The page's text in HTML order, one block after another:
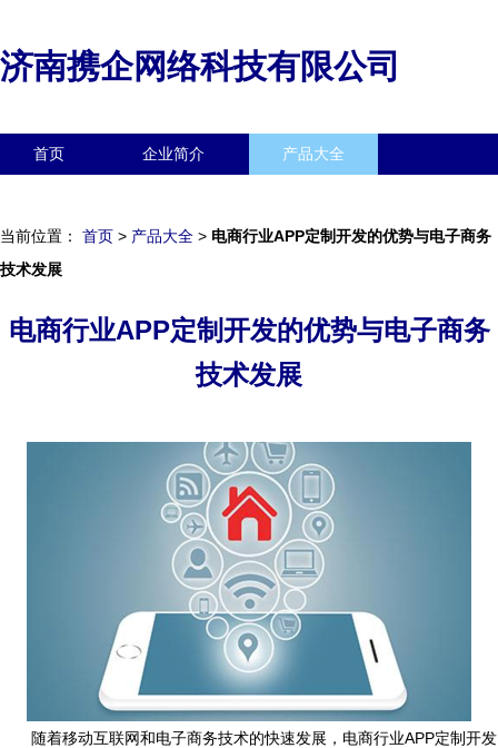
济南携企网络科技有限公司
首页 企业简介 产品大全
当前位置： 首页 > 产品大全 > 电商行业APP定制开发的优势与电子商务
技术发展
电商行业APP定制开发的优势与电子商务
技术发展
随着移动互联网和电子商务技术的快速发展，电商行业APP定制开发